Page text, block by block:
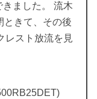
ました。 流木
きて、その後
レスト放流を見